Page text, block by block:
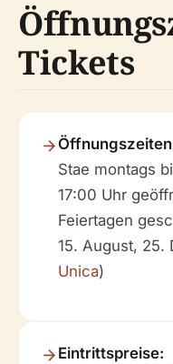
Tickets
Stae montags
17:00 Uhr
Feiertagen
15. August, 25.
Unica)
Eintrittspreise: